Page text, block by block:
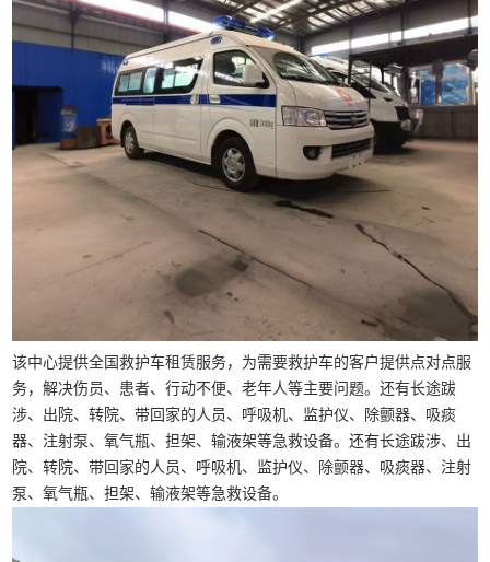
该中心提供全国救护车租赁服务，为需要救护车的客户提供点对点服
务，解决伤员、患者、行动不便、老年人等主要问题。还有长途跋
涉、出院、转院、带回家的人员、呼吸机、监护仪、除颤器、吸痰
器、注射泵、氧气瓶、担架、输液架等急救设备。还有长途跋涉、出
院、转院、带回家的人员、呼吸机、监护仪、除颤器、吸痰器、注射
泵、氧气瓶、担架、输液架等急救设备。